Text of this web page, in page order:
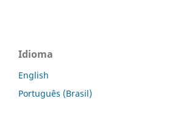
Idioma
English
Português (Brasil)